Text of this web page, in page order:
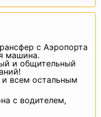
с Аэропорта
машина.
и общительный
всем остальным
с водителем,
к другим
данных,
когда
для
установлен
данных;
уточнения
данных,
данные
полученными
для
а также